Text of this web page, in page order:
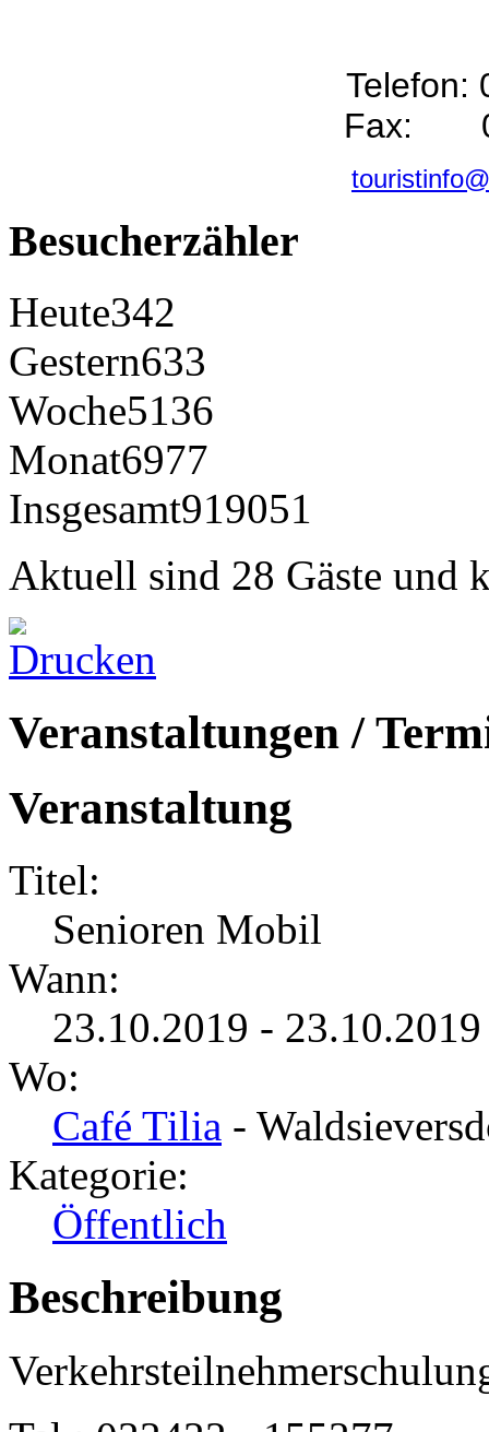
Telefon:
Fax:
Besucherzähler
Heute342
Gestern633
Woche5136
Monat6977
Insgesamt919051
Aktuell sind 28 Gäste und
Veranstaltungen /
Veranstaltung
Titel:
Senioren Mobil
Wann:
23.10.2019 -
Wo:
Café Tilia -
Kategorie:
Öffentlich
Beschreibung